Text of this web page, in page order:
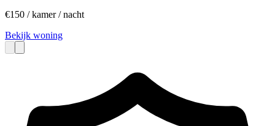
€150 / kamer / nacht
Bekijk woning